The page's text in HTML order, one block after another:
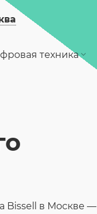
техника
Bissell в Москве —